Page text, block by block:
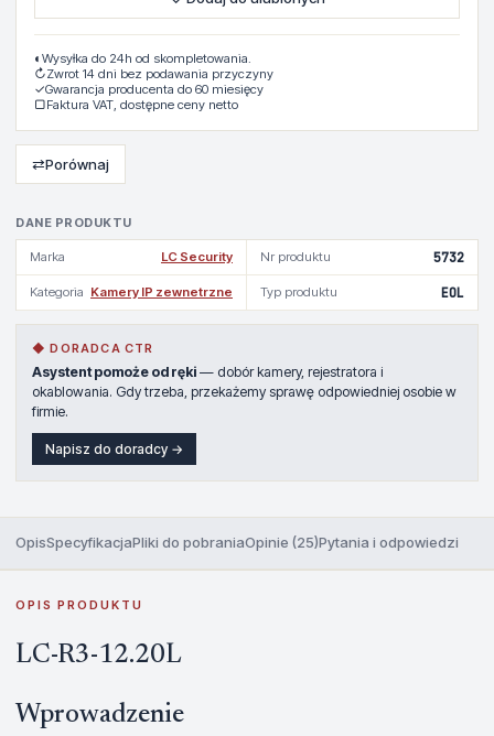
DANE PRODUKTU
Marka LC Security Nr produktu 5732
Kategoria Kamery IP zewnetrzne Typ produktu EOL
◆ DORADCA CTR
Asystent pomoże od ręki — dobór kamery, rejestratora i
okablowania. Gdy trzeba, przekażemy sprawę odpowiedniej osobie w
firmie.
Napisz do doradcy →
◐ Wysyłka do 24h od skompletowania.
↻Zwrot 14 dni bez podawania przyczyny
✓Gwarancja producenta do 60 miesięcy
▢Faktura VAT, dostępne ceny netto
⇄Porównaj
OpisSpecyfikacjaPliki do pobraniaOpinie (25)Pytania i odpowiedzi
OPIS PRODUKTU
LC-R3-12.20L
Wprowadzenie